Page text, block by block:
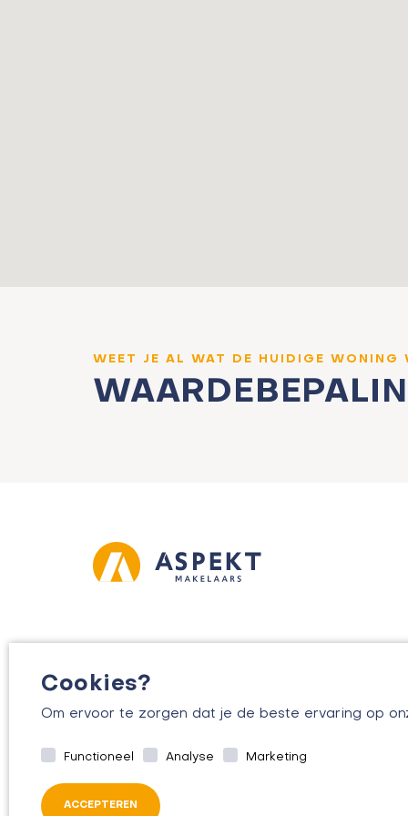
WEET JE AL WAT DE HUIDIGE WONING
Cookies?
Om ervoor te zorgen dat je de beste ervaring op
Functioneel Analyse Marketing
ACCEPTEREN